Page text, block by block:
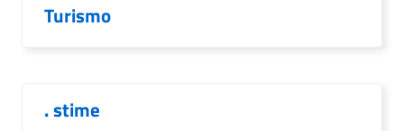
Turismo
. stime